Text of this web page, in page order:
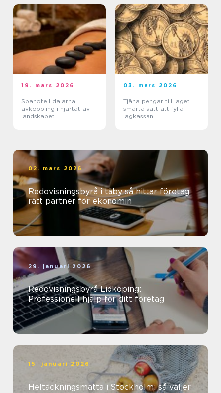
19. mars 2026
Spahotell dalarna
avkoppling i hjärtat av
landskapet
03. mars 2026
Tjäna pengar till laget
smarta sätt att fylla
lagkassan
02. mars 2026
Redovisningsbyrå i täby så hittar företag
rätt partner för ekonomin
29. januari 2026
Redovisningsbyrå Lidköping:
Professionell hjälp för ditt företag
15. januari 2026
Heltäckningsmatta i Stockholm: så väljer